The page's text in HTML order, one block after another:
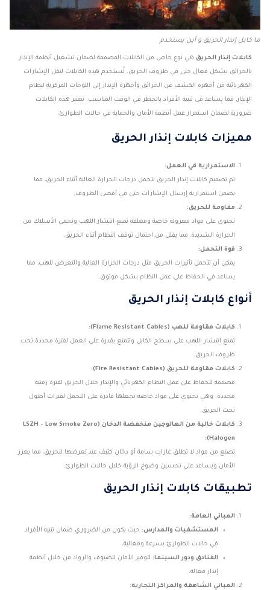
ما كابل إنذار الحريق و أين يستخدم
كابلات إنذار الحريق هي نوع خاص من الكابلات المصممة لضمان تشغيل أنظمة الإنذار
بالحرائق بشكل فعال حتى في ظروف الحريق. تُستخدم هذه الكابلات لنقل الإشارات
الكهربائية من أجهزة الكشف عن الحرائق وأجهزة الإنذار إلى اللوحات المركزية لنظام
الإنذار، مما يساعد في تنبيه الأفراد بالخطر في الوقت المناسب. تعتبر هذه الكابلات
ضرورية لضمان استمرار عمل أنظمة الأمان والحماية في حالات الطوارئ.
مميزات كابلات إنذار الحريق
الاستمرارية في العمل:
تم تصميم كابلات إنذار الحريق لتحمل درجات الحرارة العالية أثناء الحريق، مما
يضمن استمرارية إرسال الإشارات حتى في أقصى الظروف.
مقاومة للحريق:
تحتوي على مواد معزولة خاصة ومغلفة تمنع انتشار اللهب وتحمي الأسلاك من
الحرارة الشديدة، مما يقلل من احتمال توقف النظام أثناء الحريق.
قوة التحمل:
يمكن أن تتحمل تأثيرات الحريق مثل درجات الحرارة العالية والتعرض للهب، مما
يساعد في الحفاظ على عمل النظام بشكل موثوق.
أنواع كابلات إنذار الحريق
كابلات مقاومة للهب (Flame Resistant Cables):
تمنع انتشار اللهب على سطح الكابل وتتمتع بقدرة على العمل لفترة محددة تحت
ظروف الحريق.
كابلات مقاومة للحريق (Fire Resistant Cables):
مصممة للحفاظ على عمل النظام الكهربائي والإنذار خلال الحريق لفترة زمنية
محددة. وهي تحتوي على مواد خاصة تجعلها قادرة على التحمل لفترات أطول
تحت الحريق.
كابلات خالية من الهالوجين منخفضة الدخان (LSZH – Low Smoke Zero
Halogen):
تصنع من مواد لا تطلق غازات سامة أو دخان كثيف عند تعرضها للحريق، مما يعزز
الأمان ويساعد على تحسين وضوح الرؤية خلال حالات الطوارئ.
تطبيقات كابلات إنذار الحريق
المباني العامة:
المستشفيات والمدارس: حيث يكون من الضروري ضمان تنبيه الأفراد
في حالات الطوارئ بسرعة وفعالية.
الفنادق ودور السينما: لتوفير الأمان للضيوف والرواد من خلال أنظمة
إنذار فعالة.
المباني الشاهقة والمراكز التجارية: